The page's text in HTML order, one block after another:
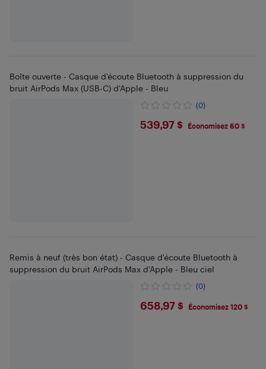
Boîte ouverte - Casque d'écoute Bluetooth à suppression du
bruit AirPods Max (USB-C) d'Apple - Bleu
(0)
$539.97
539,97 $ Économisez 60 $
Remis à neuf (très bon état) - Casque d'écoute Bluetooth à
suppression du bruit AirPods Max d'Apple - Bleu ciel
(0)
$658.97
658,97 $ Économisez 120 $